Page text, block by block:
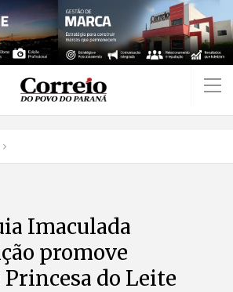
Imaculada
promove
do Leite